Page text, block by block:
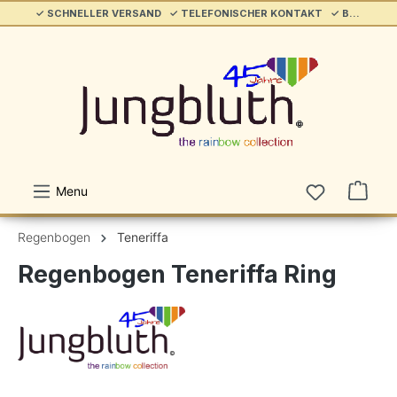
springen ✓ SCHNELLER VERSAND ✓ TELEFONISCHER KONTAKT ✓ BELIEBT & ETABLIERT ✓ SERVICE/HILFE
Menu
Regenbogen Teneriffa
Regenbogen Teneriffa Ring